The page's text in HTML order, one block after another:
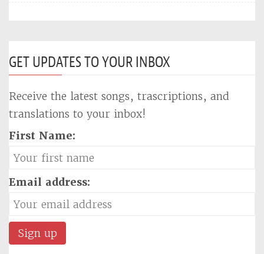
GET UPDATES TO YOUR INBOX
Receive the latest songs, trascriptions, and
translations to your inbox!
First Name:
Email address: